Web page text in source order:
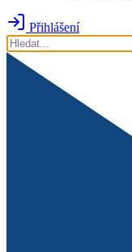
Přihlášení